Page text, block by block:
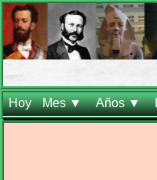
Hoy Mes ▼ Años ▼